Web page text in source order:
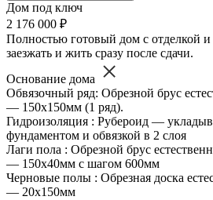
Дом под ключ
2 176 000 ₽
Полностью готовый дом с отделкой
заезжать и жить сразу после сдачи.
Основание дома
Обвязочный ряд: Обрезной брус
— 150х150мм (1 ряд).
Гидроизоляция : Рубероид —
фундаментом и обвязкой в 2 слоя
Лаги пола : Обрезной брус
— 150х40мм с шагом 600мм
Черновые полы : Обрезная доска
— 20х150мм